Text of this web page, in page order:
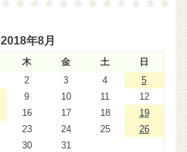
2018年8月
木 金 土
日
2 3 4
5
9 10 11
12
16 17 18
19
23 24 25
26
30 31